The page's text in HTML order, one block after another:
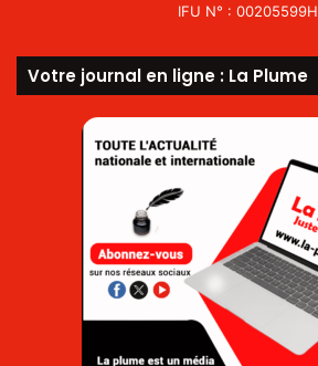
IFU N° : 00205599H
Votre journal en ligne : La Plume